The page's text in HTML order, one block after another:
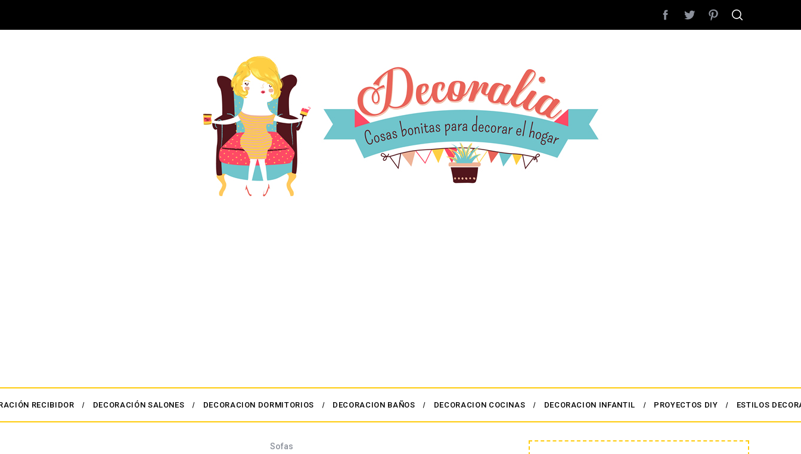
RECIBIDOR DECORACIÓN SALONES DECORACION DORMITORIOS DECORACION BAÑOS DECORACION COCINAS DECORACION INFANTIL PROYECTOS DIY ESTILOS
Sofas